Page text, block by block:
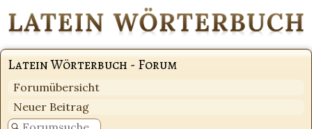
Latein Wörterbuch - Forum
Forumübersicht
Neuer Beitrag